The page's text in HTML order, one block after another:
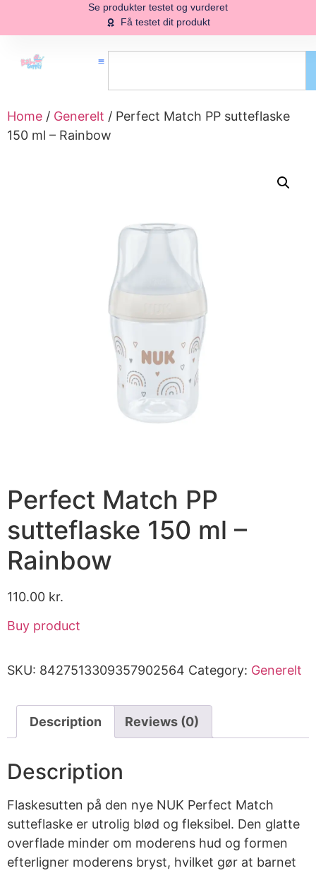
Se produkter testet og vurderet
Få testet dit produkt
Home / Generelt / Perfect Match PP sutteflaske
150 ml – Rainbow
Perfect Match PP
sutteflaske 150 ml –
Rainbow
110.00 kr.
Buy product
SKU: 8427513309357902564 Category: Generelt
Description Reviews (0)
Description
Flaskesutten på den nye NUK Perfect Match
sutteflaske er utrolig blød og fleksibel. Den glatte
overflade minder om moderens hud og formen
efterligner moderens bryst, hvilket gør at barnet